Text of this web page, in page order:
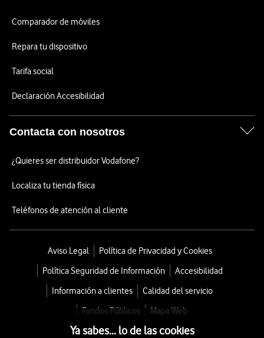
Comparador de móviles
Repara tu dispositivo
Tarifa social
Declaración Accesibilidad
Contacta con nosotros
¿Quieres ser distribuidor Vodafone?
Localiza tu tienda física
Teléfonos de atención al cliente
Aviso Legal
Política de Privacidad y Cookies
Política Seguridad de Información
Accesibilidad
Información a clientes
Calidad del servicio
Fondos Públicos
Mapa Web
Ya sabes... lo de las cookies